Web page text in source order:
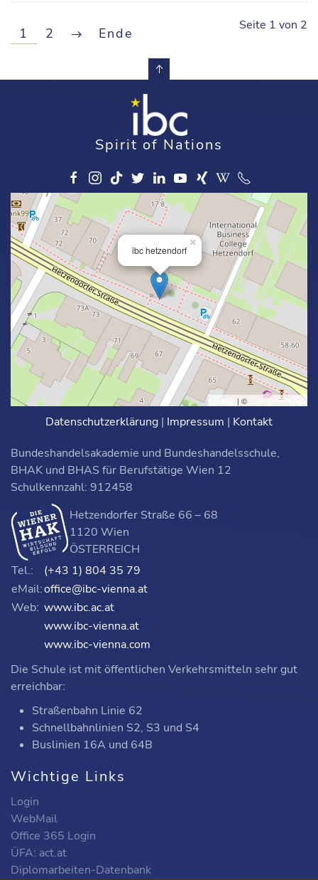
Seite 1 von 2
1 2 Ende
Spirit of Nations
ibc hetzendorf
×
Leaflet | © OpenStreetMap
Datenschutzerklärung | Impressum | Kontakt
Bundeshandelsakademie und Bundeshandelsschule,
BHAK und BHAS für Berufstätige Wien 12
Schulkennzahl: 912458
Hetzendorfer Straße 66 – 68
1120 Wien
ÖSTERREICH
Tel.:
(+43 1) 804 35 79
eMail:office@ibc-vienna.at
Web: www.ibc.ac.at
www.ibc-vienna.at
www.ibc-vienna.com
Die Schule ist mit öffentlichen Verkehrsmitteln sehr gut
erreichbar:
Straßenbahn Linie 62
Schnellbahnlinien S2, S3 und S4
Buslinien 16A und 64B
Wichtige Links
Login
WebMail
Office 365 Login
ÜFA: act.at
Diplomarbeiten-Datenbank